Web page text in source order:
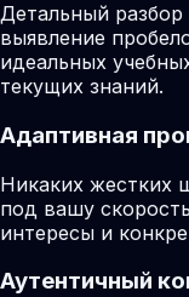
Детальный
выявление
идеальных
текущих знаний.
Адаптивная
Никаких жестких
под вашу
интересы и
Аутентичный